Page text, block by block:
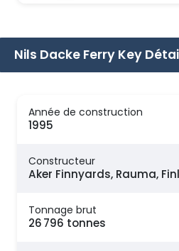
Nils Dacke Ferry Key
Année de construction
1995
Constructeur
Aker Finnyards, Rauma,
Tonnage brut
26 796 tonnes